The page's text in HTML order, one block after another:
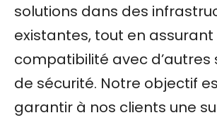
solutions dans des
existantes, tout en assurant
compatibilité avec d’autres
de sécurité. Notre objectif
garantir à nos clients une